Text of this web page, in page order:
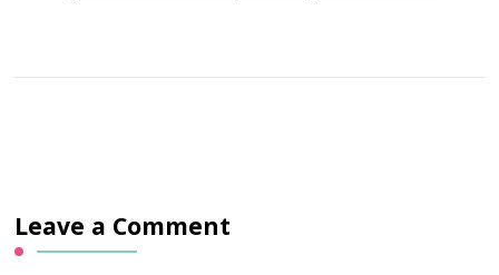
Leave a Comment